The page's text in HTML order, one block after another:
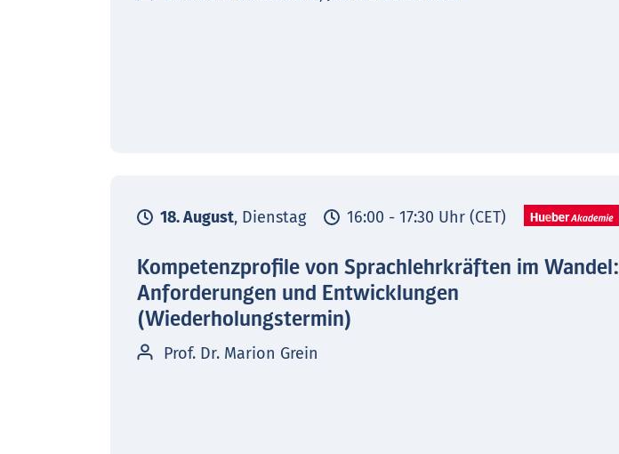
18. August, Dienstag 16:00 - 17:30 Uhr (CET)
Kompetenzprofile von Sprachlehrkräften im Wandel:
Anforderungen und Entwicklungen
(Wiederholungstermin)
Prof. Dr. Marion Grein